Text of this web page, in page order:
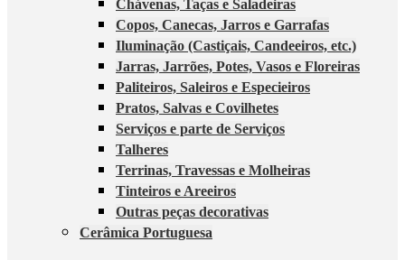
Chávenas, Taças e Saladeiras
Copos, Canecas, Jarros e Garrafas
Iluminação (Castiçais, Candeeiros, etc.)
Jarras, Jarrões, Potes, Vasos e Floreiras
Paliteiros, Saleiros e Especieiros
Pratos, Salvas e Covilhetes
Serviços e parte de Serviços
Talheres
Terrinas, Travessas e Molheiras
Tinteiros e Areeiros
Outras peças decorativas
Cerâmica Portuguesa